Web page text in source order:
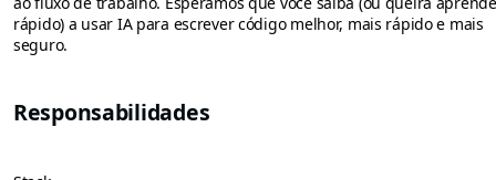
rápido) a usar IA para escrever código melhor, mais rápido e mais
seguro.
Responsabilidades